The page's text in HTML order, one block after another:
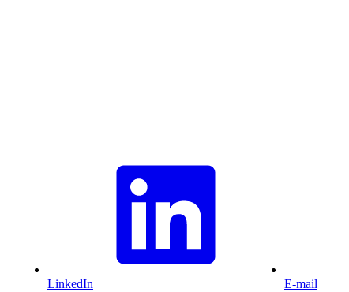
LinkedIn E-mail